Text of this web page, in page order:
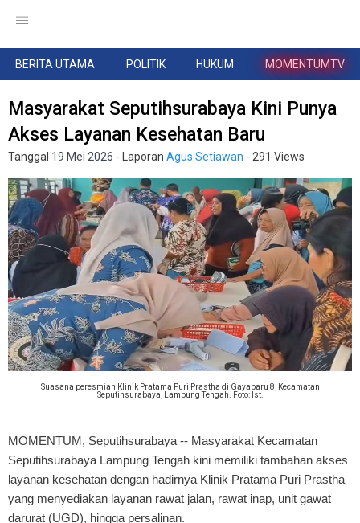
BERITA UTAMA POLITIK HUKUM MOMENTUMTV
Masyarakat Seputihsurabaya Kini Punya
Akses Layanan Kesehatan Baru
Tanggal 19 Mei 2026 - Laporan Agus Setiawan - 291 Views
Suasana peresmian Klinik Pratama Puri Prastha di Gayabaru 8, Kecamatan
Seputihsurabaya, Lampung Tengah. Foto: Ist.
MOMENTUM, Seputihsurabaya -- Masyarakat Kecamatan
Seputihsurabaya Lampung Tengah kini memiliki tambahan akses
layanan kesehatan dengan hadirnya Klinik Pratama Puri Prastha
yang menyediakan layanan rawat jalan, rawat inap, unit gawat
darurat (UGD), hingga persalinan.